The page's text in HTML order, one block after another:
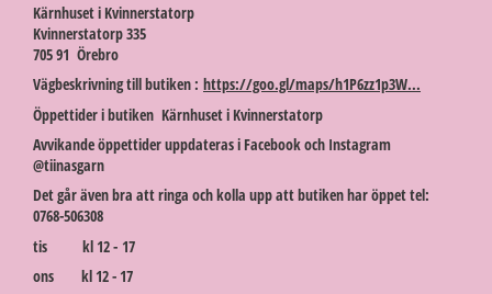
Kärnhuset i Kvinnerstatorp
Kvinnerstatorp 335
705 91 Örebro
Vägbeskrivning till butiken : https://goo.gl/maps/h1P6zz1p3W...
Öppettider i butiken Kärnhuset i Kvinnerstatorp
Avvikande öppettider uppdateras i Facebook och Instagram
@tiinasgarn
Det går även bra att ringa och kolla upp att butiken har öppet tel:
0768-506308
tis kl 12 - 17
ons kl 12 - 17